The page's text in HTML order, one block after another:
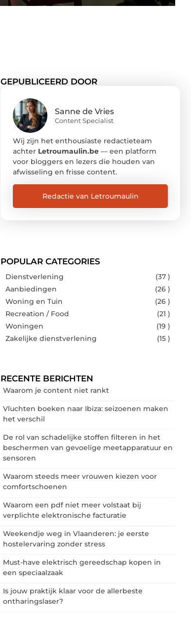
GEPUBLICEERD DOOR
Sanne de Vries
Content Specialist
Wij zijn het enthousiaste redactieteam
achter Letroumaulin.be — een platform
voor bloggers en lezers die houden van
afwisseling en frisse content.
Redactie van Letroumaulin
POPULAR CATEGORIES
Dienstverlening
(37 )
Aanbiedingen
(26 )
Woning en Tuin
(26 )
Recreation / Food
(21 )
Woningen
(19 )
Zakelijke dienstverlening
(15 )
RECENTE BERICHTEN
Waarom je content niet rankt
Vluchten boeken naar Ibiza: seizoenen maken
het verschil
De rol van schadelijke stoffen filteren in het
beschermen van gevoelige meetapparatuur en
sensoren
Waarom steeds meer vrouwen kiezen voor
comfortschoenen
Waarom een pdf niet meer volstaat bij
verplichte elektronische facturatie
Weekendje weg in Vlaanderen: je eerste
hostelervaring zonder stress
Must-have elektrisch gereedschap kopen in
een speciaalzaak
Is jouw praktijk klaar voor de allerbeste
ontharingslaser?